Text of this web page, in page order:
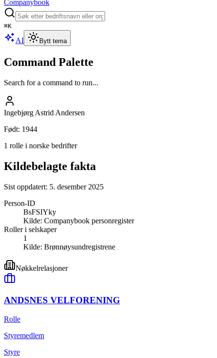
Companybook
⌘K
AI Bytt tema
Command Palette
Search for a command to run...
Ingebjørg Astrid Andersen
Født: 1944
1 rolle i norske bedrifter
Kildebelagte fakta
Sist oppdatert: 5. desember 2025
Person-ID
BsFSIYky
Kilde: Companybook personregister
Roller i selskaper
1
Kilde: Brønnøysundregistrene
Nøkkelrelasjoner
ANDSNES VELFORENING
Rolle
Styremedlem
Styre